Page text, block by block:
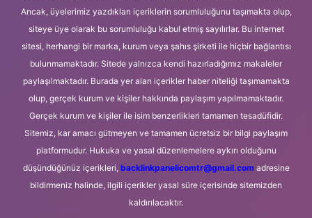
Ancak, üyelerimiz yazdıkları içeriklerin sorumluluğunu taşımakta olup,
siteye üye olarak bu sorumluluğu kabul etmiş sayılırlar. Bu internet
sitesi, herhangi bir marka, kurum veya şahıs şirketi ile hiçbir bağlantısı
bulunmamaktadır. Sitede yalnızca kendi hazırladığımız makaleler
paylaşılmaktadır. Burada yer alan içerikler haber niteliği taşımamakta
olup, gerçek kurum ve kişiler hakkında paylaşım yapılmamaktadır.
Gerçek kurum ve kişiler ile isim benzerlikleri tamamen tesadüfidir.
Sitemiz, kar amacı gütmeyen ve tamamen ücretsiz bir bilgi paylaşım
platformudur. Hukuka ve yasal düzenlemelere aykırı olduğunu
düşündüğünüz içerikleri, backlinkpanelicomtr@gmail.comadresine
bildirmeniz halinde, ilgili içerikler yasal süre içerisinde sitemizden
kaldırılacaktır.